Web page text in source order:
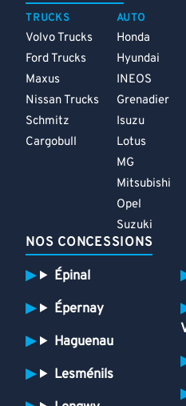
TRUCKS
Volvo Trucks
Ford Trucks
Maxus
Nissan Trucks
Schmitz
Cargobull
AUTO
Honda
Hyundai
INEOS
Grenadier
Isuzu
Lotus
MG
Mitsubishi
Opel
Suzuki
NOS CONCESSIONS
Épinal
Épernay
Haguenau
Lesménils